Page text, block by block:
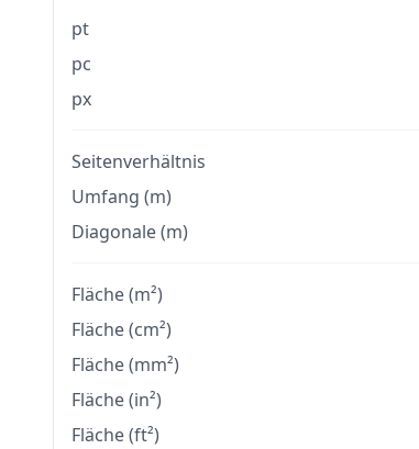
pt
pc
px
Seitenverhältnis
Umfang (m)
Diagonale (m)
Fläche (m²)
Fläche (cm²)
Fläche (mm²)
Fläche (in²)
Fläche (ft²)